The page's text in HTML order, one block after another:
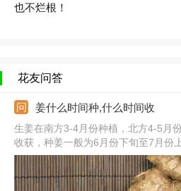
也不烂根！
花友问答
姜什么时间种,什么时间收
生姜在南方3-4月份种植，北方4-5月
收获，种姜一般为6月份下旬至7月份
8月份初，鲜姜一般在10月份中下旬
收获。生姜种植前先选好种姜，提前
整地施肥，采用沟播的方法，播种后